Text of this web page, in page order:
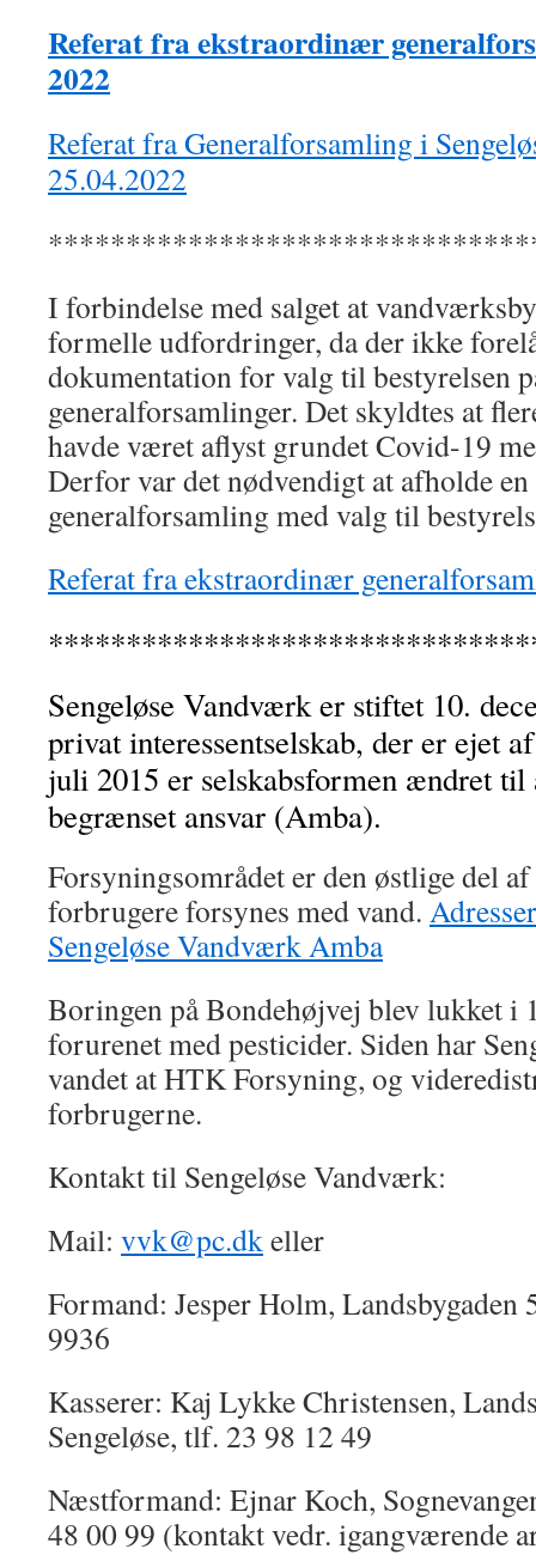
Referat fra ekstraordinær
2022
Referat fra Generalforsamling i
25.04.2022
I forbindelse med salget at
formelle udfordringer, da der ikke
dokumentation for valg til bestyrelsen
generalforsamlinger. Det skyldtes at
havde været aflyst grundet Covid-19
Derfor var det nødvendigt at afholde
generalforsamling med valg til
Referat fra ekstraordinær
Sengeløse Vandværk er stiftet 10.
privat interessentselskab, der er ejet
juli 2015 er selskabsformen ændret til
begrænset ansvar (Amba).
Forsyningsområdet er den østlige del
forbrugere forsynes med vand.
Sengeløse Vandværk Amba
Boringen på Bondehøjvej blev lukket i
forurenet med pesticider. Siden har
vandet at HTK Forsyning, og
forbrugerne.
Kontakt til Sengeløse Vandværk:
Mail: vvk@pc.dkeller
Formand: Jesper Holm, Landsbygaden
9936
Kasserer: Kaj Lykke Christensen,
Sengeløse, tlf. 23 98 12 49
Næstformand: Ejnar Koch,
48 00 99 (kontakt vedr. igangværende